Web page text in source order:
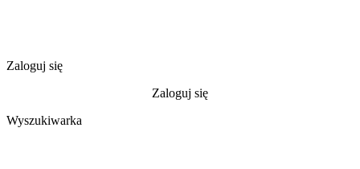
Zaloguj się
Zaloguj się
Wyszukiwarka